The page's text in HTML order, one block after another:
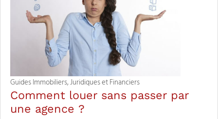
Guides Immobiliers, Juridiques et Financiers
Comment louer sans passer par
une agence ?